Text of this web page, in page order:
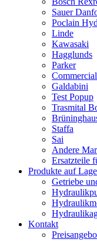
Sauer
Poclain
Linde
Kawasaki
Hagglunds
Parker
Galdabini
Test Popup
Trasmital
Staffa
Sai
Andere
Ersatzteile
Produkte auf
Getriebe
Kontakt